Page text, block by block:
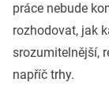
práce nebude
rozhodovat, jak
srozumitelnější,
napříč trhy.